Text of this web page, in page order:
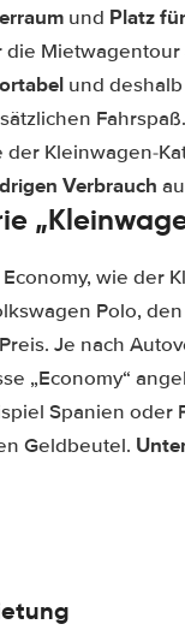
und Platz
Mietwagentour
und
Kleinwagen-
Verbrauch
wie der
Polo,
Je nach
„Economy“
Spanien oder
Geldbeutel.